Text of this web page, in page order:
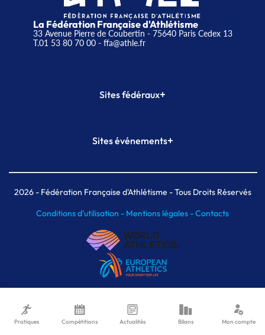
La Fédération Française d'Athlétisme
33 Avenue Pierre de Coubertin - 75640 Paris Cedex 13
T.01 53 80 70 00- ffa@athle.fr
Sites fédéraux+
Plateforme Formation
Sites événements+
Meeting de Paris indoor
MAIF Ekiden de Paris
2026- Fédération Française d'Athlétisme - Tous Droits Réservés
Conditions d'utilisation - Mentions légales -Contacts
Pratiques Compétitions Actualités Bilans Mon compte